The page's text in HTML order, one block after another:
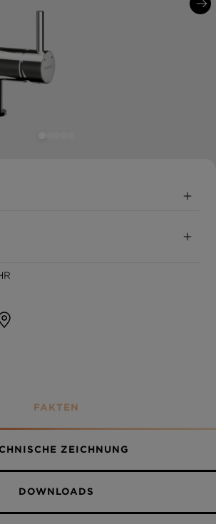
FAKTEN
ZEICHNUNG
DOWNLOADS